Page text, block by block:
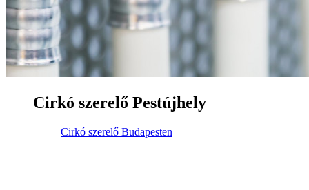
Cirkó szerelő Pestújhely
Cirkó szerelő Budapesten